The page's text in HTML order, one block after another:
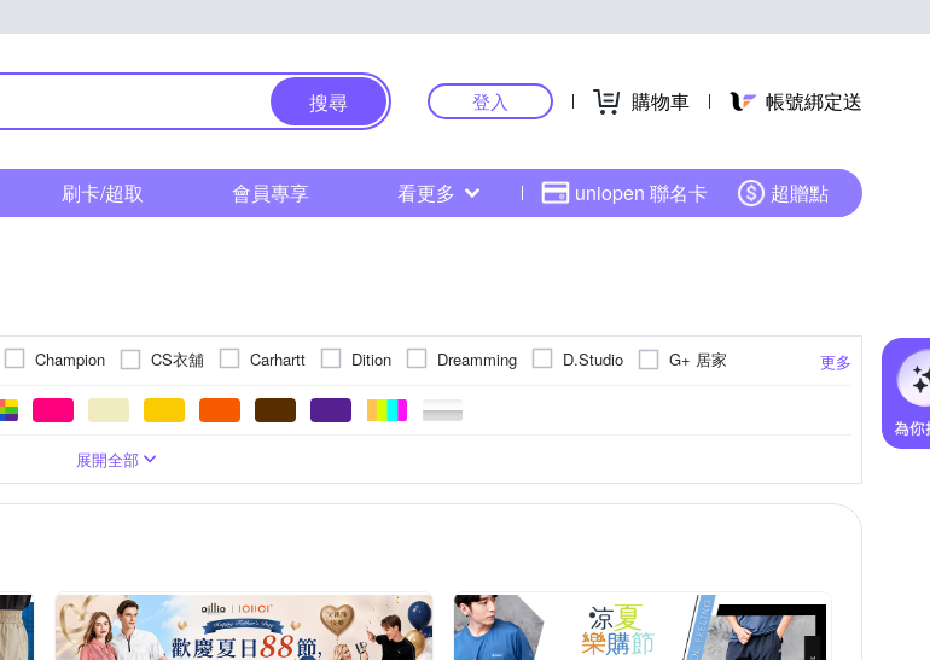
搜尋 登入 購物車 帳號綁定送
刷卡/超取 會員專享 看更多 uniopen 聯名卡 超贈點
更多
Champion CS衣舖 Carhartt Dition Dreamming D.Studio
G+ 居家
NEW FORCE NoMorre oillio 歐洲貴族
3XL 4XL
格紋
小可愛 襯衫
展開全部